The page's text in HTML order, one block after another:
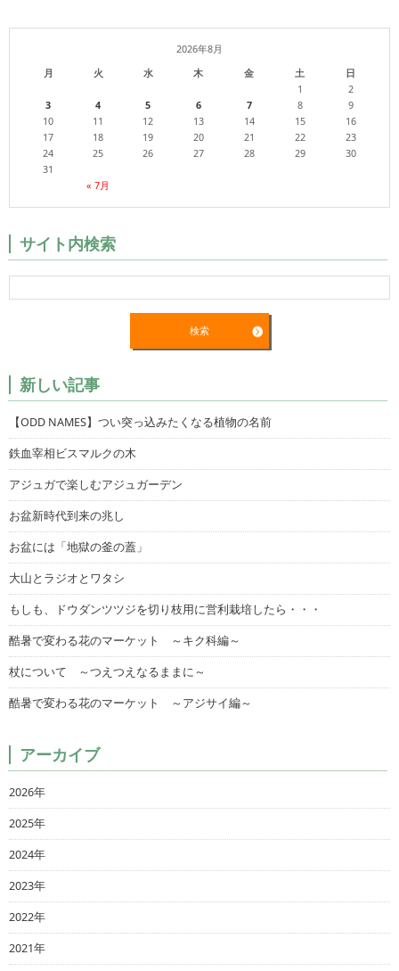
2026年8月
月
火 水 木 金 土 日
« 7月
1
2
3
4 5 6 7 8
9
10
11 12 13 14 15
16
17
18 19 20 21 22
23
24
25 26 27 28 29
30
31
サイト内検索
新しい記事
【ODD NAMES】つい突っ込みたくなる植物の名前
鉄血宰相ビスマルクの木
アジュガで楽しむアジュガーデン
お盆新時代到来の兆し
お盆には「地獄の釜の蓋」
大山とラジオとワタシ
もしも、ドウダンツツジを切り枝用に営利栽培したら・・・
酷暑で変わる花のマーケット ～キク科編～
杖について ～つえつえなるままに～
酷暑で変わる花のマーケット ～アジサイ編～
アーカイブ
2026年
2025年
2024年
2023年
2022年
2021年